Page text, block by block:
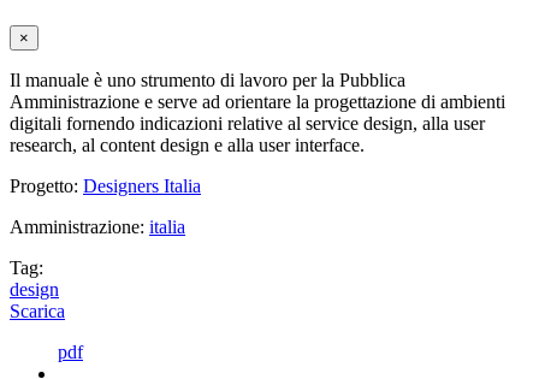
×
Il manuale è uno strumento di lavoro per la Pubblica
Amministrazione e serve ad orientare la progettazione di ambienti
digitali fornendo indicazioni relative al service design, alla user
research, al content design e alla user interface.
Progetto: Designers Italia
Amministrazione: italia
Tag:
design
Scarica
pdf